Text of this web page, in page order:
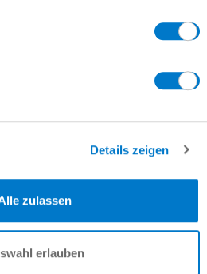
Details zeigen
zulassen
erlauben